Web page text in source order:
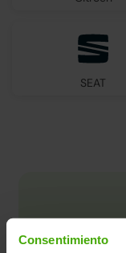
Consentimiento
SEAT